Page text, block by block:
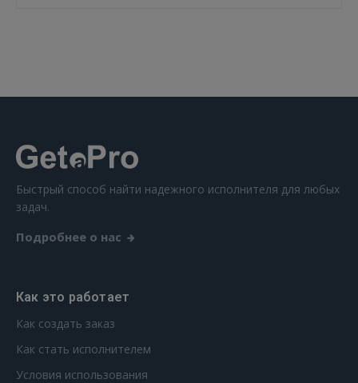
РЕГИСТРАЦИЯ
Быстрый способ найти надежного исполнителя для любых
задач.
Подробнее о нас
Как это работает
Как создать заказ
Как стать исполнителем
Условия использования